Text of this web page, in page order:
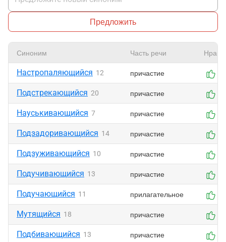
Предложить
Синоним Часть речи
Настропаляющийся 12 причастие
Подстрекающийся 20 причастие
Науськивающийся 7 причастие
Подзадоривающийся 14 причастие
Подзуживающийся 10 причастие
Подучивающийся 13 причастие
Подучающийся 11 прилагательное
Мутящийся 18 причастие
Подбивающийся 13 причастие